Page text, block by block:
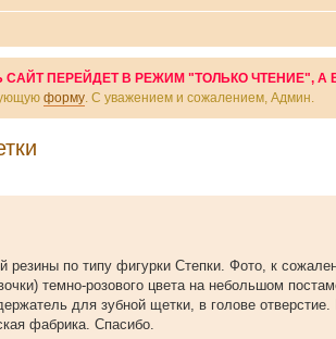
ПЕРЕЙДЕТ В РЕЖИМ "ТОЛЬКО ЧТЕНИЕ", А
форму . С уважением и сожалением, Админ.
резины по типу фигурки Степки. Фото, к
темно-розового цвета на небольшом
для зубной щетки, в голове
фабрика. Спасибо.